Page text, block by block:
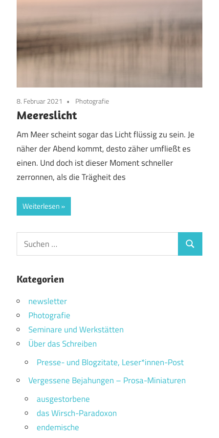
8. Februar 2021 Photografie
Meereslicht
Am Meer scheint sogar das Licht flüssig zu sein. Je
näher der Abend kommt, desto zäher umfließt es
einen. Und doch ist dieser Moment schneller
zerronnen, als die Trägheit des
Weiterlesen
Suchen
nach:
Suchen
Kategorien
newsletter
Photografie
Seminare und Werkstätten
Über das Schreiben
Presse- und Blogzitate, Leser*innen-Post
Vergessene Bejahungen – Prosa-Miniaturen
ausgestorbene
das Wirsch-Paradoxon
endemische